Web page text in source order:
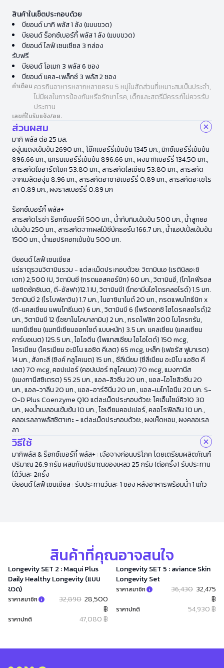
สินค้าในเซ็ตประกอบด้วย
บียอนด์ มากิ พลัส 1 ลัง (แบบขวด)
บียอนด์ ร็อกซ์เบอร์กี้ พลัส 1 ลัง (แบบขวด)
บียอนด์ ไลฟ์ เซนเชียล 3 กล่อง
รับฟรี
บียอนด์ โอเมก 3 พลัส 6 ซอง
บียอนด์ แคล-เพล็กซ์ 3 พลัส 2 ซอง
คำเตือน ควรกินอาหารหลากหลายครบ 5 หมู่ในสัดส่วนที่เหมาะสมเป็นประจำ,
ไม่มีผลในการป้องกันหรือรักษาโรค, เด็กและสตรีมีครรภ์ไม่ควรรับ
ประทาน
เลขที่ใบรับแจ้ง/อย.
ส่วนผสม
มากิ พลัส ต่อ 25 มล.
องุ่นแดงเข้มข้น 2690 มก., โช๊คเบอร์รี่เข้มข้น 1345 มก., มิกซ์เบอร์รี่เข้มข้น
896.66 มก., แครนเบอร์รี่เข้มข้น 896.66 มก., ผงมากิเบอร์รี่ 134.50 มก.,
สารสกัดใบอาร์ติโชค 53.80 มก., สารสกัดไลเซียม 53.80 มก., สารสกัด
จากเมล็ดองุ่น 8.96 มก., สารสกัดอาซาอิเบอร์รี่ 0.89 มก., สารสกัดอะเซโร
ลา 0.89 มก., ผงราสเบอร์รี่ 0.89 มก
ร็อกซ์เบอร์กี้ พลัส+
สารสกัดโรซ่า ร็อกซ์เบอร์กี 500 มก., น้ำทับทิมเข้มข้น 500 มก., น้ำลูกยอ
เข้มข้น 250 มก., สารสกัดจากผลไม้ซีบัคธอร์น 166.7 มก., น้ำแอปเปิ้ลเข้มข้น
1500 มก., น้ำแอปริคอทเข้มข้น 500 มก.
บียอนด์ ไลฟ์ เซนเชียล
แร่ธาตุรวมวิตามินรวม - แต่ละเม็ดประกอบด้วย: วิตามินเอ (เรตินิลอะซิ
เตท) 2,500 IU, วิตามินซี (กรดแอสคอร์บิก) 60 มก., วิตามินอี, (โทโคฟีรอล
แอซิดซัคซิเนต, ดี-อัลฟา)12.1 IU, วิตามินบี1 (ไทอามีนไฮโดรคลอไรด์) 1.5 มก.
วิตามินบี 2 (ไรโบฟลาวิน) 1.7 มก., ไนอาซินาไมด์ 20 มก., กรดแพนโทธีนิก x
(ดี-แคลเซียม แพนโทธีเนต) 6 มก., วิตามินบี 6 (ไพริดอกซิ ไฮโดรคลอไรด์)2
มก., วิตามินบี 12 (ไซยาโนโคบาลามิน) 2 มก., กรดโฟลิก 200 ไมโครกรัม,
แมกนีเซียม (แมกนีเซียมออกไซด์ แบบหนัก) 3.5 มก. แคลเซียม (แคลเซียม
คาร์บอเนต) 125.5 มก., ไอโอดีน (โพแทสเซียม ไอโอไดด์) 150 mcg,
โครเมียม (โครเมียม อะมิโน แอซิด คีเลต) 65 mcg, เหล็ก (เฟอรัส ฟูมาเรต)
14 มก., สังกะสี (ซิงค์ กลูโคเนต) 15 มก., ซีลีเนียม (ซีลีเนียม อะมิโน แอซิด คี
เลต) 70 mcg, คอปเปอร์ (คอปเปอร์ กลูโคเนต) 70 mcg, แมงกานีส
(แมงกานีสซิเตรต) 55.25 มก., แอล-ลิวซีน 20 มก., แอล-ไอโซลิวซีน 20
มก., แอล-วาลีน 20 มก., แอล-อาร์จินีน 20 มก., แอล-เมไทโอนีน 20 มก. S-
O-D Plus Coenzyme Q10 แต่ละเม็ดประกอบด้วย: โคเอ็นไซม์คิว10 30
มก., ผงน้ำเมลอนเข้มข้น 10 มก., โซเดียมคอปเปอร์, คลอโรฟิลลิน 10 มก.,
คลอเรลลาพลัสชิตาเกะ - แต่ละเม็ดประกอบด้วย:, ผงเห็ดหอม, ผงคลอเรล
ลา
วิธีใช้
มากิพลัส & ร็อกซ์เบอร์กี้ พลัส+ : เจือจางก่อนบริโภค โดยเตรียมผลิตภัณฑ์
ปริมาณ 26.9 กรัม ผสมกับปริมาณของเหลว 25 กรัม (ต่อครั้ง) รับประทาน
ได้วันละ 2ครั้ง
บียอนด์ ไลฟ์ เซนเชียล : รับประทานวันละ 1 ซอง หลังอาหารพร้อมน้ำ 1 แก้ว
สินค้าที่คุณอาจสนใจ
Longevity SET 2 : Maqui Plus
Daily Healthy Longevity (แบบ
ขวด)
ราคาสมาชิก 32,890 28,500
฿
ราคาปกติ 47,080 ฿
Longevity SET 5 : aviance Skin
Longevity Set
ราคาสมาชิก 36,430 32,475
฿
ราคาปกติ 54,930 ฿